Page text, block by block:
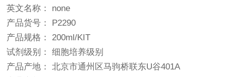
英文名称： none
产品货号： P2290
产品规格： 200ml/KIT
试剂级别： 细胞培养级别
产品产地： 北京市通州区马驹桥联东U谷401A